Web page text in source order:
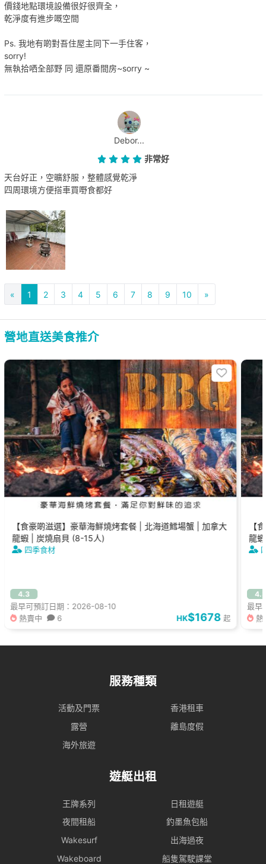
價錢地點環境設備很好很齊全，
乾淨度有進步嘅空間
Ps. 我地有啲對吾住屋主同下一手住客，
sorry!
無執拾哂全部野 同 還原番間房~sorry ~
Debor...
非常好
天台好正，空曠舒服，整體感覺乾淨
四周環境方便搭車買嘢食都好
« 1 2 3 4 5 6 7 8 9 10 »
營地直送美食推介
【食豪啲滋選】豪華海鮮燒烤套餐 | 北海道鱈場蟹 | 加拿大
龍蝦 | 炭燒扇貝 (8-15人)
四季食材
4.3
最早可預訂日期：2026-08-10
熱賣中
6 HK$1678 起
【
龍
4.3
最早
服務種類
活動及門票
香港租車
露營
離島度假
海外旅遊
遊艇出租
王牌系列
日租遊艇
夜間租船
釣墨魚包船
Wakesurf
出海過夜
Wakeboard
船隻駕駛課堂